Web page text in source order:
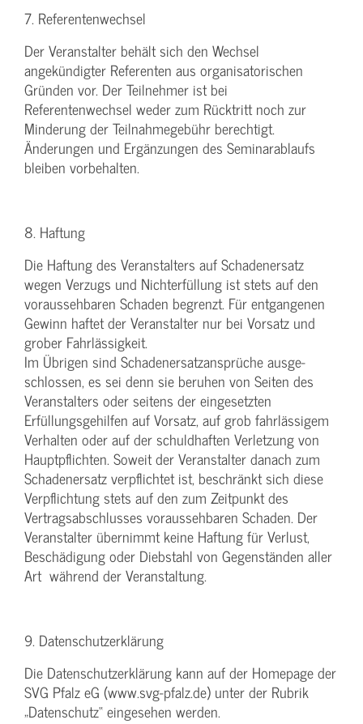
7. Referentenwechsel
Der Veranstalter behält sich den Wechsel
angekündigter Referenten aus organisatorischen
Gründen vor. Der Teilnehmer ist bei
Referentenwechsel weder zum Rücktritt noch zur
Minderung der Teilnahmegebühr berechtigt.
Änderungen und Ergänzungen des Seminarablaufs
bleiben vorbehalten.
8. Haftung
Die Haftung des Veranstalters auf Schadenersatz
wegen Verzugs und Nichterfüllung ist stets auf den
voraussehbaren Schaden begrenzt. Für entgangenen
Gewinn haftet der Veranstalter nur bei Vorsatz und
grober Fahrlässigkeit.
Im Übrigen sind Schadenersatzansprüche ausge-
schlossen, es sei denn sie beruhen von Seiten des
Veranstalters oder seitens der eingesetzten
Erfüllungsgehilfen auf Vorsatz, auf grob fahrlässigem
Verhalten oder auf der schuldhaften Verletzung von
Hauptpflichten. Soweit der Veranstalter danach zum
Schadenersatz verpflichtet ist, beschränkt sich diese
Verpflichtung stets auf den zum Zeitpunkt des
Vertragsabschlusses voraussehbaren Schaden. Der
Veranstalter übernimmt keine Haftung für Verlust,
Beschädigung oder Diebstahl von Gegenständen aller
Art während der Veranstaltung.
9. Datenschutzerklärung
Die Datenschutzerklärung kann auf der Homepage der
SVG Pfalz eG (www.svg-pfalz.de) unter der Rubrik
„Datenschutz“ eingesehen werden.